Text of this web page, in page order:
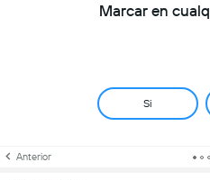
Marcar en
Si
Anterior